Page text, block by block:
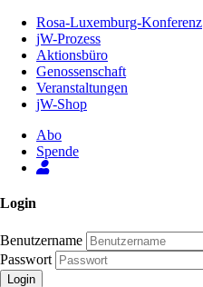
Inhalt
Seite
Rosa-Luxemburg-Konferenz
jW-Prozess
Aktionsbüro
Genossenschaft
Veranstaltungen
jW-Shop
Abo
Spende
Login
Benutzername
Passwort
Login